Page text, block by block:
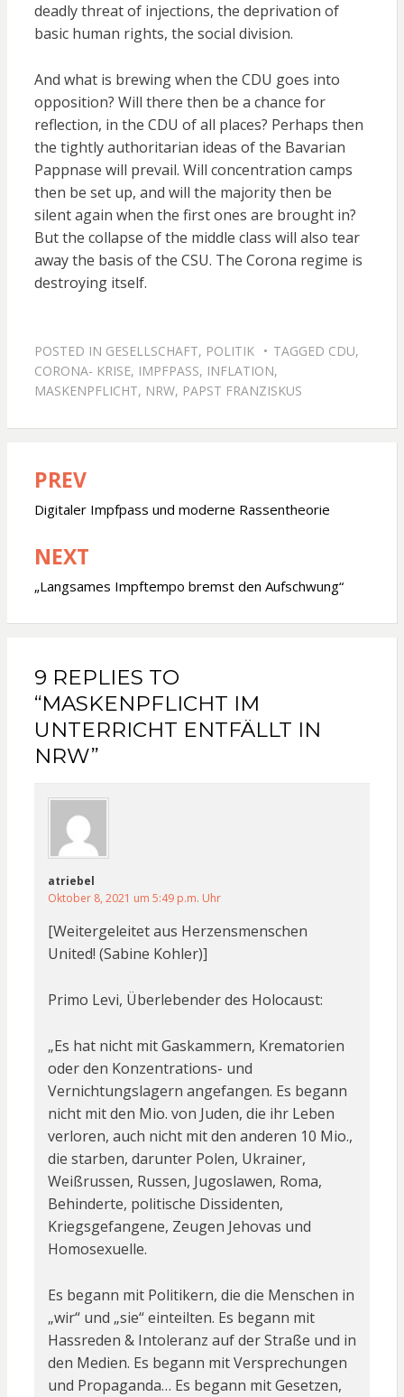
deadly threat of injections, the deprivation of
basic human rights, the social division.
And what is brewing when the CDU goes into
opposition? Will there then be a chance for
reflection, in the CDU of all places? Perhaps then
the tightly authoritarian ideas of the Bavarian
Pappnase will prevail. Will concentration camps
then be set up, and will the majority then be
silent again when the first ones are brought in?
But the collapse of the middle class will also tear
away the basis of the CSU. The Corona regime is
destroying itself.
POSTED IN GESELLSCHAFT, POLITIK TAGGED CDU,
CORONA- KRISE, IMPFPASS, INFLATION,
MASKENPFLICHT, NRW, PAPST FRANZISKUS
Beitragsnavigation
PREV
Digitaler Impfpass und moderne Rassentheorie
NEXT
„Langsames Impftempo bremst den Aufschwung“
9 REPLIES TO
“MASKENPFLICHT IM
UNTERRICHT ENTFÄLLT IN
NRW”
atriebel
Oktober 8, 2021 um 5:49 p.m. Uhr
[Weitergeleitet aus Herzensmenschen
United! (Sabine Kohler)]
Primo Levi, Überlebender des Holocaust:
„Es hat nicht mit Gaskammern, Krematorien
oder den Konzentrations- und
Vernichtungslagern angefangen. Es begann
nicht mit den Mio. von Juden, die ihr Leben
verloren, auch nicht mit den anderen 10 Mio.,
die starben, darunter Polen, Ukrainer,
Weißrussen, Russen, Jugoslawen, Roma,
Behinderte, politische Dissidenten,
Kriegsgefangene, Zeugen Jehovas und
Homosexuelle.
Es begann mit Politikern, die die Menschen in
„wir“ und „sie“ einteilten. Es begann mit
Hassreden & Intoleranz auf der Straße und in
den Medien. Es begann mit Versprechungen
und Propaganda… Es begann mit Gesetzen,